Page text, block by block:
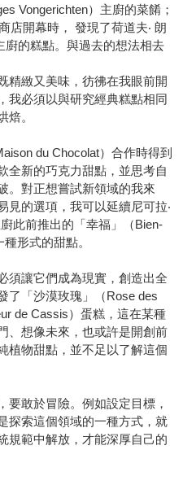
Vongerichten）主廚的菜餚；
店開幕時， 發現了荷道夫‧ 朗
廚的糕點。與過去的想法相去
精緻又美味，彷彿在我眼前開
我必須以與研究經典糕點相同
焙。
du Chocolat）合作時得到
全新的巧克力甜點，並思考自
。對正想嘗試新領域的我來
見的選項，我可以延續尼可拉‧
此前推出的「幸福」（Bien-
形式的甜點。
須讓它們成為現實，創造出全
了「沙漠玫瑰」（Rose des
de Cassis）蛋糕，這在某種
、想像未來，也或許是開創前
植物甜點，並不足以了解這個
要敢於冒險。例如設定目標，
探索這個領域的一種方式，就
規範中解放，才能深厚自己的